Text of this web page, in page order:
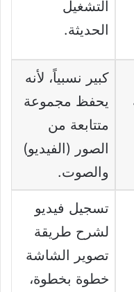
التشغيل
الحديثة.
كبير نسبياً، لأنه
يحفظ مجموعة
متتابعة من
الصور (الفيديو)
والصوت.
تسجيل فيديو
لشرح طريقة
تصوير الشاشة
خطوة بخطوة،